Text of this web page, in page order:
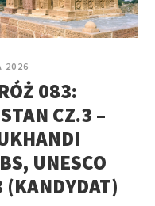
2026
083:
CZ.3 –
UNESCO